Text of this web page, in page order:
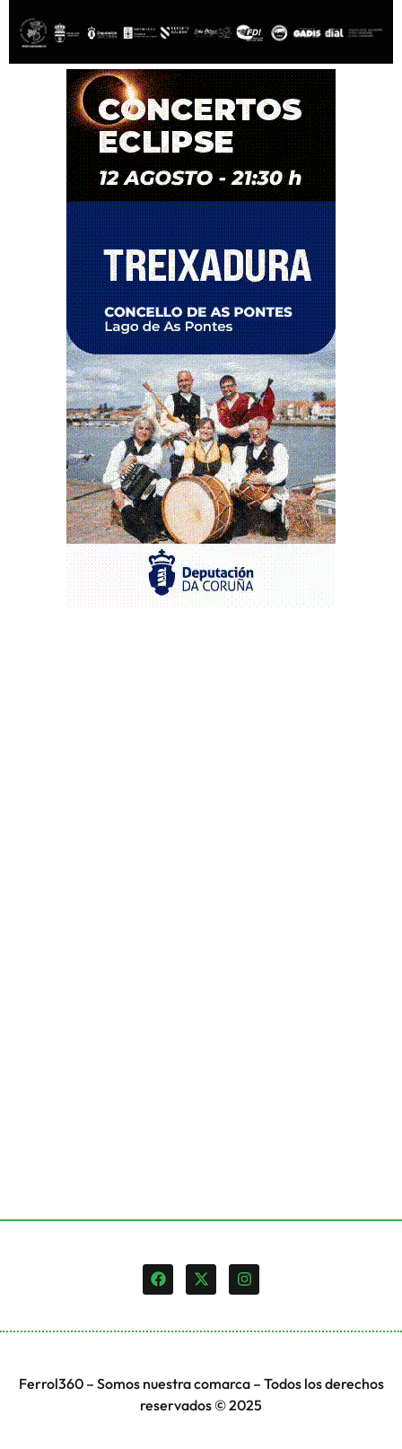
Ferrol360 – Somos nuestra comarca – Todos los derechos
reservados © 2025